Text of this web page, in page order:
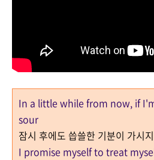
In a little while from now, if
sour
잠시 후에도 씁쓸한 기분이 가시
I promise myself to treat